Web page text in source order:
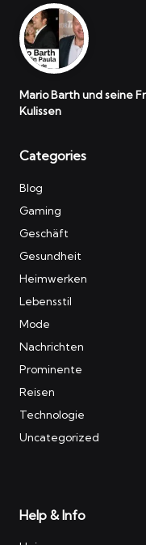
Mario Barth und seine
Kulissen
Categories
Blog
Gaming
Geschäft
Gesundheit
Heimwerken
Lebensstil
Mode
Nachrichten
Prominente
Reisen
Technologie
Uncategorized
Help & Info